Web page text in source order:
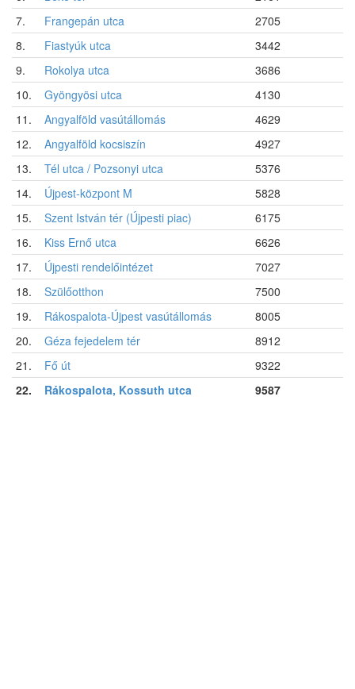
7.
Frangepán utca
2705
8.
Fiastyúk utca
3442
9.
Rokolya utca
3686
10.
Gyöngyösi utca
4130
11.
Angyalföld vasútállomás
4629
12.
Angyalföld kocsiszín
4927
13.
Tél utca / Pozsonyi utca
5376
14.
Újpest-központ M
5828
15.
Szent István tér (Újpesti piac)
6175
16.
Kiss Ernő utca
6626
17.
Újpesti rendelőintézet
7027
18.
Szülőotthon
7500
19.
Rákospalota-Újpest vasútállomás
8005
20.
Géza fejedelem tér
8912
21.
Fő út
9322
22.
Rákospalota, Kossuth utca 9587